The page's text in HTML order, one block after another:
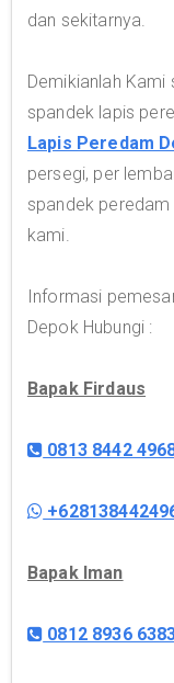
dan sekitarnya.
Demikianlah
spandek lapis
Lapis Peredam
persegi, per
spandek
kami.
Informasi
Depok Hubungi :
Bapak Firdaus
0813 8442
Bapak Iman
0812 8936